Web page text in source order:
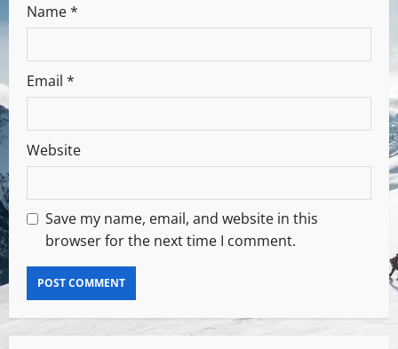
Name*
Email *
Website
Save my name, email, and website in this
browser for the next time I comment.